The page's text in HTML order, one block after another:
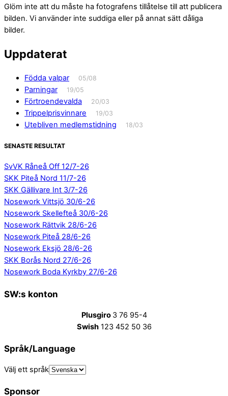
Glöm inte att du måste ha fotografens tillåtelse till att publicera
bilden. Vi använder inte suddiga eller på annat sätt dåliga
bilder.
Uppdaterat
Födda valpar 05/08
Parningar 19/05
Förtroendevalda 20/03
Trippelprisvinnare 19/03
Utebliven medlemstidning 18/03
SENASTE RESULTAT
SvVK Råneå Off 12/7-26
SKK Piteå Nord 11/7-26
SKK Gällivare Int 3/7-26
Nosework Vittsjö 30/6-26
Nosework Skellefteå 30/6-26
Nosework Rättvik 28/6-26
Nosework Piteå 28/6-26
Nosework Eksjö 28/6-26
SKK Borås Nord 27/6-26
Nosework Boda Kyrkby 27/6-26
SW:s konton
Plusgiro 3 76 95-4
Swish123 452 50 36
Språk/Language
Välj ett språk
Sponsor